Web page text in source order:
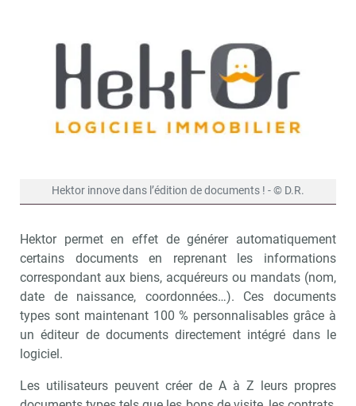
Hektor innove dans l’édition de documents ! - © D.R.
Hektor permet en effet de générer automatiquement
certains documents en reprenant les informations
correspondant aux biens, acquéreurs ou mandats (nom,
date de naissance, coordonnées…). Ces documents
types sont maintenant 100 % personnalisables grâce à
un éditeur de documents directement intégré dans le
logiciel.
Les utilisateurs peuvent créer de A à Z leurs propres